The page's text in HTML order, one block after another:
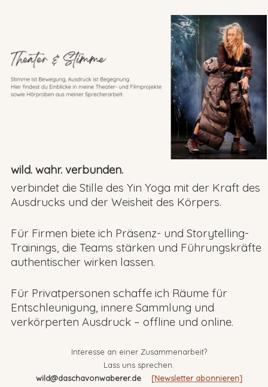
wild. wahr. verbunden.
verbindet die Stille des Yin Yoga mit der Kraft des
Ausdrucks und der Weisheit des Körpers.
Für Firmen biete ich Präsenz- und Storytelling-
Trainings, die Teams stärken und Führungskräfte
authentischer wirken lassen.
Für Privatpersonen schaffe ich Räume für
Entschleunigung, innere Sammlung und
verkörperten Ausdruck – offline und online.
Interesse an einer Zusammenarbeit?
Lass uns sprechen.
wild@daschavonwaberer.de
[Newsletter abonnieren]